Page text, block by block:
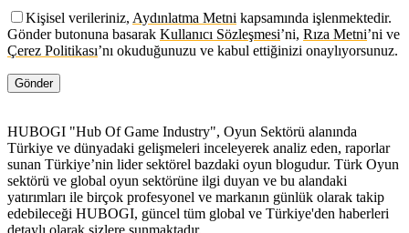
Kişisel verileriniz, Aydınlatma Metni kapsamında işlenmektedir.
Gönder butonuna basarak Kullanıcı Sözleşmesi’ni, Rıza Metni’ni ve
Çerez Politikası’nı okuduğunuzu ve kabul ettiğinizi onaylıyorsunuz.
HUBOGI "Hub Of Game Industry", Oyun Sektörü alanında
Türkiye ve dünyadaki gelişmeleri inceleyerek analiz eden, raporlar
sunan Türkiye’nin lider sektörel bazdaki oyun blogudur. Türk Oyun
sektörü ve global oyun sektörüne ilgi duyan ve bu alandaki
yatırımları ile birçok profesyonel ve markanın günlük olarak takip
edebileceği HUBOGI, güncel tüm global ve Türkiye'den haberleri